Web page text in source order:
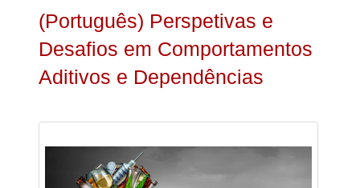
(Português) Perspetivas e
Desafios em Comportamentos
Aditivos e Dependências